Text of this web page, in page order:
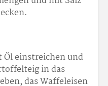
Öl einstreichen und
in das
das Waffeleisen